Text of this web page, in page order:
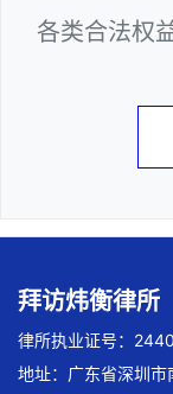
各类合法权
拜访炜衡律所
律所执业证号：
地址：广东省深圳